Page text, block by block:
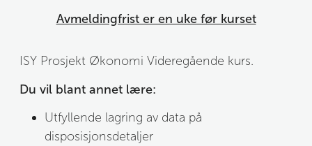
Avmeldingfrist er en uke før kurset
ISY Prosjekt Økonomi Videregående kurs.
Du vil blant annet lære:
Utfyllende lagring av data på
disposisjonsdetaljer